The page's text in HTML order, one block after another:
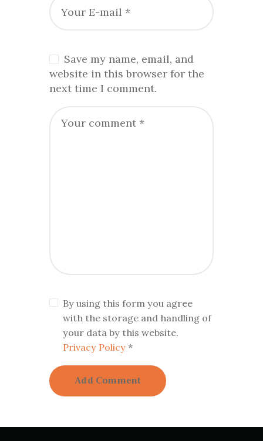
Save my name, email, and
website in this browser for the
next time I comment.
By using this form you agree
with the storage and handling of
your data by this website.
Privacy Policy*